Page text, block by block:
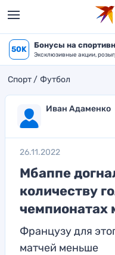
50K Бонусы на
Эксклюзивные акции,
Спорт Футбол
Иван Адаменко
26.11.2022
Мбаппе
количеству
чемпионатах
Французу для
матчей меньше